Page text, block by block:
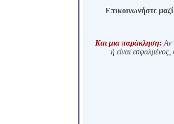
Επικοινωνήστε
Και μια παράκληση:Αν
ή είναι εσφαλμένος,